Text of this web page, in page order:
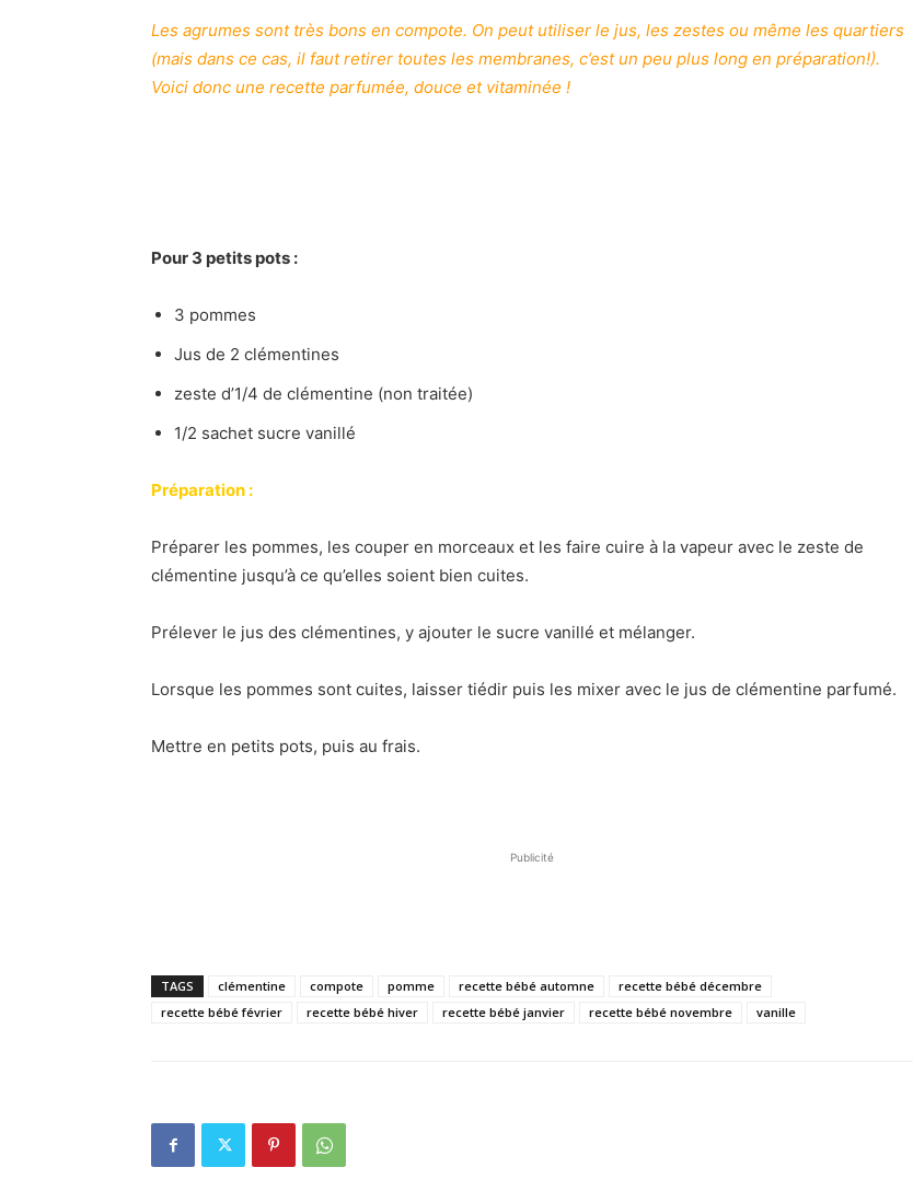
Les agrumes sont très bons en compote. On peut utiliser le jus, les zestes ou même les quartiers
(mais dans ce cas, il faut retirer toutes les membranes, c’est un peu plus long en préparation!).
Voici donc une recette parfumée, douce et vitaminée !
Pour 3 petits pots :
3 pommes
Jus de 2 clémentines
zeste d’1/4 de clémentine (non traitée)
1/2 sachet sucre vanillé
Préparation :
Préparer les pommes, les couper en morceaux et les faire cuire à la vapeur avec le zeste de
clémentine jusqu’à ce qu’elles soient bien cuites.
Prélever le jus des clémentines, y ajouter le sucre vanillé et mélanger.
Lorsque les pommes sont cuites, laisser tiédir puis les mixer avec le jus de clémentine parfumé.
Mettre en petits pots, puis au frais.
Publicité
TAGS clémentine compote pomme recette bébé automne
recette bébé décembre
recette bébé février
recette bébé hiver recette bébé janvier recette bébé novembre vanille